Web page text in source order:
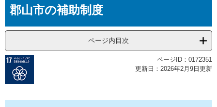
文
文郡山市の補助制度
ページ内目次
ページID：0172351
更新日：2026年2月9日更新